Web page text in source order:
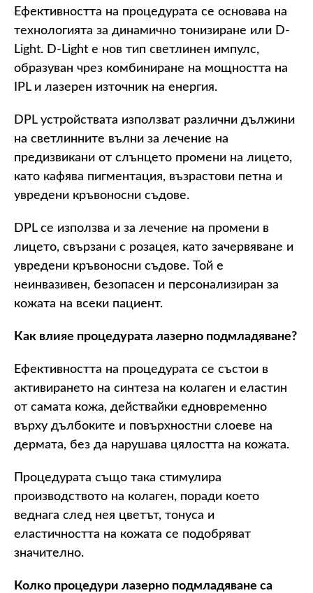
Ефективността на процедурата се основава на
технологията за динамично тонизиране или D-
Light. D-Light е нов тип светлинен импулс,
образуван чрез комбиниране на мощността на
IPL и лазерен източник на енергия.
DPL устройствата използват различни дължини
на светлинните вълни за лечение на
предизвикани от слънцето промени на лицето,
като кафява пигментация, възрастови петна и
увредени кръвоносни съдове.
DPL се използва и за лечение на промени в
лицето, свързани с розацея, като зачервяване и
увредени кръвоносни съдове. Той е
неинвазивен, безопасен и персонализиран за
кожата на всеки пациент.
Как влияе процедурата лазерно подмладяване?
Ефективността на процедурата се състои в
активирането на синтеза на колаген и еластин
от самата кожа, действайки едновременно
върху дълбоките и повърхностни слоеве на
дермата, без да нарушава цялостта на кожата.
Процедурата също така стимулира
производството на колаген, поради което
веднага след нея цветът, тонуса и
еластичността на кожата се подобряват
значително.
Колко процедури лазерно подмладяване са